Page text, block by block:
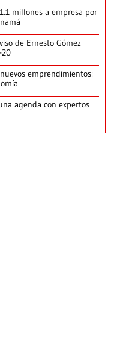
millones a empresa por
de Ernesto Gómez
20
emprendimientos:
agenda con expertos